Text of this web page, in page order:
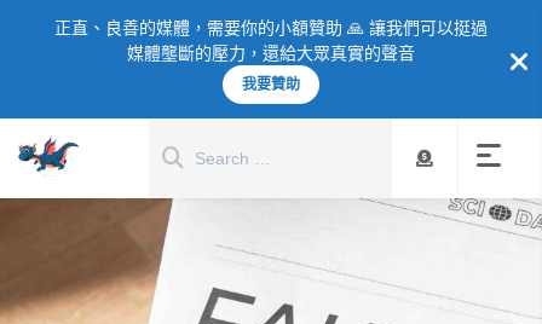
正直、良善的媒體，需要你的小額贊助 🙏 讓我們可以挺過
媒體壟斷的壓力，還給大眾真實的聲音
我要贊助